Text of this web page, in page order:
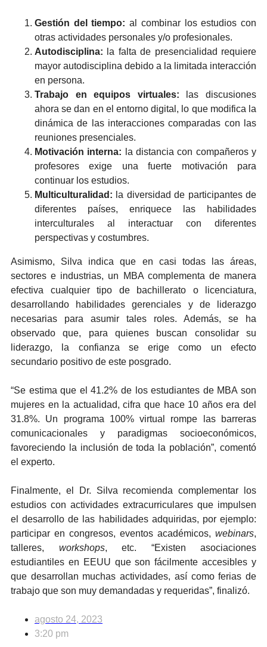
Gestión del tiempo: al combinar los estudios con
otras actividades personales y/o profesionales.
Autodisciplina:
la falta de presencialidad requiere
mayor autodisciplina debido a la limitada interacción
en persona.
Trabajo en equipos virtuales: las discusiones
ahora se dan en el entorno digital, lo que modifica la
dinámica de las interacciones comparadas con las
reuniones presenciales.
Motivación interna:
la distancia con compañeros y
profesores exige una fuerte motivación para
continuar los estudios.
Multiculturalidad: la diversidad de participantes de
diferentes países, enriquece las habilidades
interculturales al interactuar con diferentes
perspectivas y costumbres.
Asimismo, Silva indica que en casi todas las áreas,
sectores e industrias, un MBA complementa de manera
efectiva cualquier tipo de bachillerato o licenciatura,
desarrollando habilidades gerenciales y de liderazgo
necesarias para asumir tales roles. Además, se ha
observado que, para quienes buscan consolidar su
liderazgo, la confianza se erige como un efecto
secundario positivo de este posgrado.
“Se estima que el 41.2% de los estudiantes de MBA son
mujeres en la actualidad, cifra que hace 10 años era del
31.8%. Un programa 100% virtual rompe las barreras
comunicacionales y paradigmas socioeconómicos,
favoreciendo la inclusión de toda la población”, comentó
el experto.
Finalmente, el Dr. Silva recomienda complementar los
estudios con actividades extracurriculares que impulsen
el desarrollo de las habilidades adquiridas, por ejemplo:
participar en congresos, eventos académicos, webinars,
talleres, workshops, etc. “Existen asociaciones
estudiantiles en EEUU que son fácilmente accesibles y
que desarrollan muchas actividades, así como ferias de
trabajo que son muy demandadas y requeridas”, finalizó.
agosto 24, 2023
3:20 pm